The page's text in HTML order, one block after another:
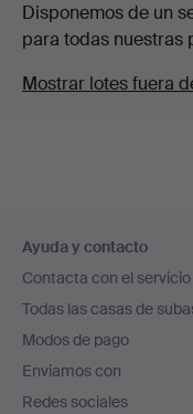
Disponemos de un
para todas nuestras
Mostrar lotes fuera
en
el
pie
de
página
Ayuda y contacto
Contacta con el
Todas las casas de
Modos de pago
Enviamos con
Redes sociales